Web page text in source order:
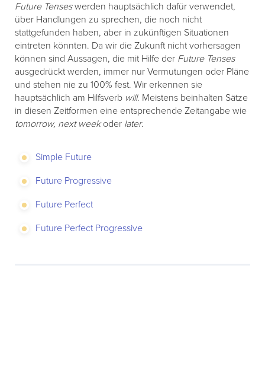
Future Tenseswerden hauptsächlich dafür verwendet,
über Handlungen zu sprechen, die noch nicht
stattgefunden haben, aber in zukünftigen Situationen
eintreten könnten. Da wir die Zukunft nicht vorhersagen
können sind Aussagen, die mit Hilfe der Future Tenses
ausgedrückt werden, immer nur Vermutungen oder Pläne
und stehen nie zu 100% fest. Wir erkennen sie
hauptsächlich am Hilfsverb will. Meistens beinhalten Sätze
in diesen Zeitformen eine entsprechende Zeitangabe wie
tomorrow, next weekoder later.
Simple Future
Future Progressive
Future Perfect
Future Perfect Progressive